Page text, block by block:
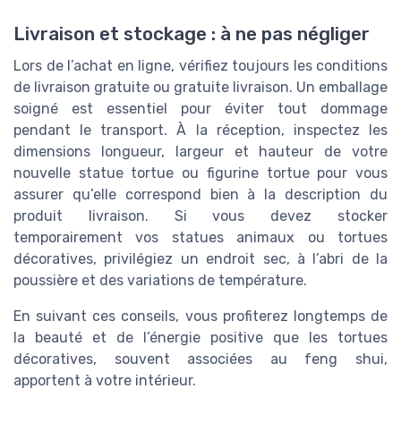
Livraison et stockage : à ne pas négliger
Lors de l’achat en ligne, vérifiez toujours les conditions
de livraison gratuite ou gratuite livraison. Un emballage
soigné est essentiel pour éviter tout dommage
pendant le transport. À la réception, inspectez les
dimensions longueur, largeur et hauteur de votre
nouvelle statue tortue ou figurine tortue pour vous
assurer qu’elle correspond bien à la description du
produit livraison. Si vous devez stocker
temporairement vos statues animaux ou tortues
décoratives, privilégiez un endroit sec, à l’abri de la
poussière et des variations de température.
En suivant ces conseils, vous profiterez longtemps de
la beauté et de l’énergie positive que les tortues
décoratives, souvent associées au feng shui,
apportent à votre intérieur.